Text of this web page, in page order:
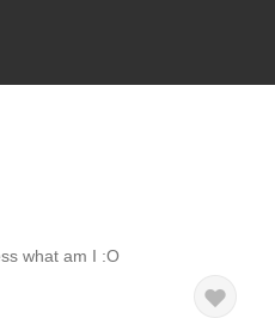
what am I :O